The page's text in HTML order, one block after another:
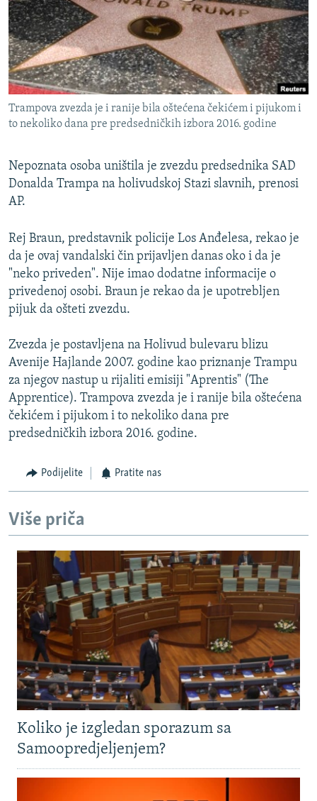
ISPRIČAJ MI
DNEVNO@RSE
SPECIJALI RSE
VIŠE OD NASLOVA
GENOCID U SREBRENICI
TV LIBERTY
POST SCRIPTUM
TRI DECENIJE OD RATA U BIH
SVE KARTE DEJTONA
NASTANAK I RASPAD JUGOSLAVIJE
PRATITE NAS
Sve RFE/RL stranice
Trampova zvezda je i ranije bila oštećena čekićem i pijukom i
to nekoliko dana pre predsedničkih izbora 2016. godine
Nepoznata osoba uništila je zvezdu predsednika SAD
Donalda Trampa na holivudskoj Stazi slavnih, prenosi
AP.
Rej Braun, predstavnik policije Los Anđelesa, rekao je
da je ovaj vandalski čin prijavljen danas oko i da je
"neko priveden". Nije imao dodatne informacije o
privedenoj osobi. Braun je rekao da je upotrebljen
pijuk da ošteti zvezdu.
Zvezda je postavljena na Holivud bulevaru blizu
Avenije Hajlande 2007. godine kao priznanje Trampu
za njegov nastup u rijaliti emisiji "Aprentis" (The
Apprentice). Trampova zvezda je i ranije bila oštećena
čekićem i pijukom i to nekoliko dana pre
predsedničkih izbora 2016. godine.
Podijelite Pratite nas
Više priča
Koliko je izgledan sporazum sa
Samoopredjeljenjem?